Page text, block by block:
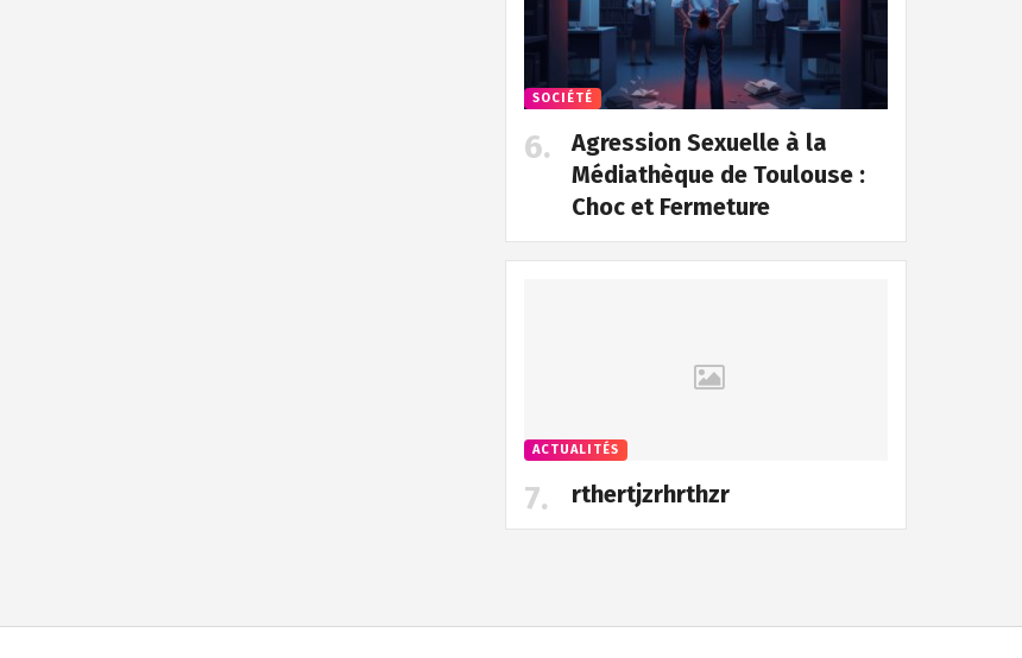
SOCIÉTÉ
Agression Sexuelle à la
Médiathèque de Toulouse :
Choc et Fermeture
ACTUALITÉS
rthertjzrhrthzr